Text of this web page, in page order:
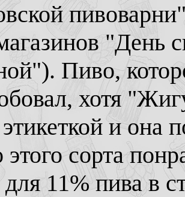
"День
Пиво,
хотя
и
сорта
11% пива в